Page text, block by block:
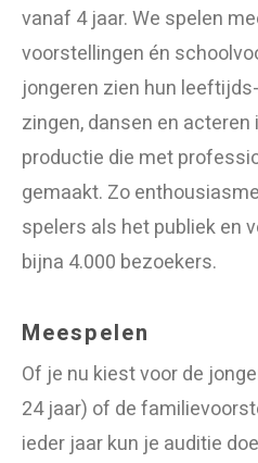
vanaf 4 jaar. We spelen
voorstellingen én
jongeren zien hun
zingen, dansen en
productie die met
gemaakt. Zo
spelers als het publiek en
bijna 4.000 bezoekers.
​Meespelen
Of je nu kiest voor de
24 jaar) of de
ieder jaar kun je auditie